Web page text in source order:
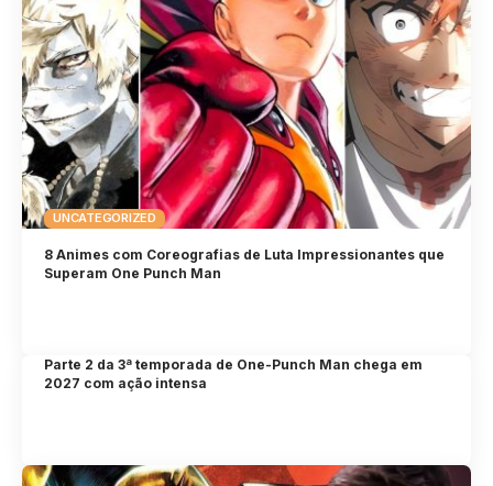
UNCATEGORIZED
8 Animes com Coreografias de Luta Impressionantes que
Superam One Punch Man
Parte 2 da 3ª temporada de One-Punch Man chega em
2027 com ação intensa